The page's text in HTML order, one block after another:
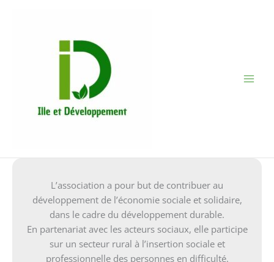
L’association a pour but de contribuer au
développement de l’économie sociale et solidaire,
dans le cadre du développement durable.
En partenariat avec les acteurs sociaux, elle participe
sur un secteur rural à l’insertion sociale et
professionnelle des personnes en difficulté.